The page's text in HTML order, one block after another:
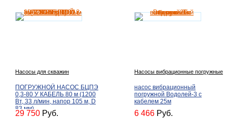
Насосы для скважин
ПОГРУЖНОЙ НАСОС БЦПЭ
0,3-80 У КАБЕЛЬ 80 м (1200
Вт, 33 л/мин, напор 105 м, D
83 мм)
29 750 Руб.
Насосы вибрационные погружные
насос вибрационный
погружной Водолей-3 с
кабелем 25м
6 466 Руб.